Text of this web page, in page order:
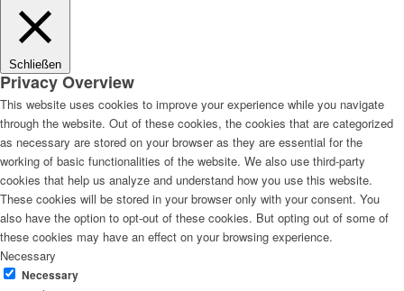
Schließen
Privacy Overview
This website uses cookies to improve your experience while you navigate
through the website. Out of these cookies, the cookies that are categorized
as necessary are stored on your browser as they are essential for the
working of basic functionalities of the website. We also use third-party
cookies that help us analyze and understand how you use this website.
These cookies will be stored in your browser only with your consent. You
also have the option to opt-out of these cookies. But opting out of some of
these cookies may have an effect on your browsing experience.
Necessary
Necessary